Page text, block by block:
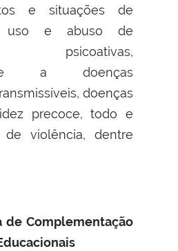
e situações de
uso e abuso de
psicoativas,
a doenças
doenças
precoce, todo e
violência, dentre
de Complementação